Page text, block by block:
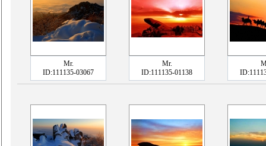
Mr.
ID:111135-03067
Mr.
ID:111135-01138